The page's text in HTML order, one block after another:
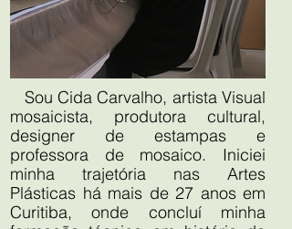
Sou Cida Carvalho, artista Visual
mosaicista, produtora cultural,
designer de estampas e
professora de mosaico. Iniciei
minha trajetória nas Artes
Plásticas há mais de 27 anos em
Curitiba, onde concluí minha